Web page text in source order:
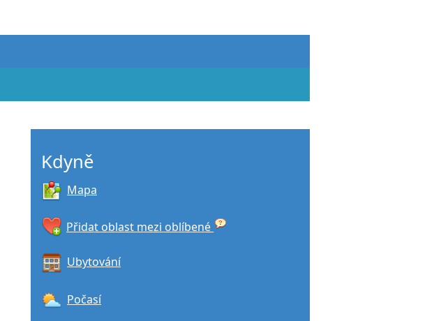
Kdyně
Mapa
Přidat oblast mezi oblíbené
Ubytování
Počasí